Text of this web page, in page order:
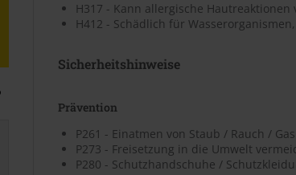
H317 - Kann allergische Hautreaktionen
H412 - Schädlich für
Sicherheitshinweise
Prävention
P261 - Einatmen von Staub / Rauch /
P273 - Freisetzung in die Umwelt
P280 - Schutzhandschuhe /